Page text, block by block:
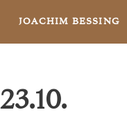
JOACHIM BESSING
23.10.